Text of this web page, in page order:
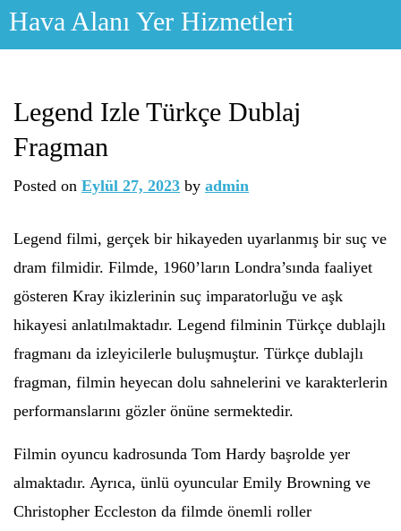
Skip
Hava Alanı Yer Hizmetleri
Legend Izle Türkçe Dublaj
Fragman
Posted on Eylül 27, 2023 by admin
Legend filmi, gerçek bir hikayeden uyarlanmış bir suç ve
dram filmidir. Filmde, 1960’ların Londra’sında faaliyet
gösteren Kray ikizlerinin suç imparatorluğu ve aşk
hikayesi anlatılmaktadır. Legend filminin Türkçe dublajlı
fragmanı da izleyicilerle buluşmuştur. Türkçe dublajlı
fragman, filmin heyecan dolu sahnelerini ve karakterlerin
performanslarını gözler önüne sermektedir.
Filmin oyuncu kadrosunda Tom Hardy başrolde yer
almaktadır. Ayrıca, ünlü oyuncular Emily Browning ve
Christopher Eccleston da filmde önemli roller